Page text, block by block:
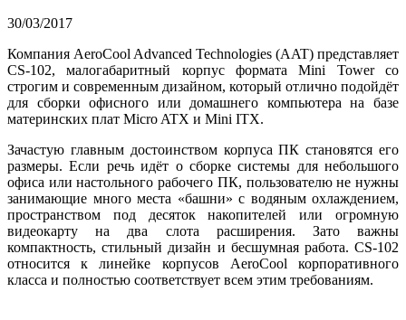
30/03/2017
Компания AeroCool Advanced Technologies (AAT) представляет
CS-102, малогабаритный корпус формата Mini Tower со
строгим и современным дизайном, который отлично подойдёт
для сборки офисного или домашнего компьютера на базе
материнских плат Micro ATX и Mini ITX.
Зачастую главным достоинством корпуса ПК становятся его
размеры. Если речь идёт о сборке системы для небольшого
офиса или настольного рабочего ПК, пользователю не нужны
занимающие много места «башни» с водяным охлаждением,
пространством под десяток накопителей или огромную
видеокарту на два слота расширения. Зато важны
компактность, стильный дизайн и бесшумная работа. CS-102
относится к линейке корпусов AeroCool корпоративного
класса и полностью соответствует всем этим требованиям.